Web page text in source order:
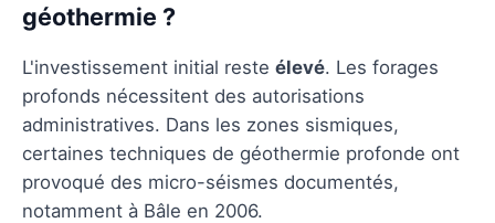
géothermie ?
L'investissement initial reste élevé. Les forages
profonds nécessitent des autorisations
administratives. Dans les zones sismiques,
certaines techniques de géothermie profonde ont
provoqué des micro-séismes documentés,
notamment à Bâle en 2006.